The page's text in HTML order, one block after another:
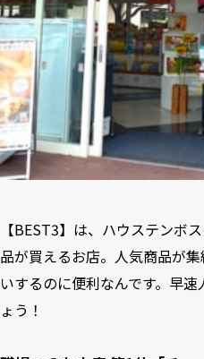
4-3
コバトパン工場コラボ
4-4
清風堂「長崎カステラ プ
4-5
「千年の森和三盆カステ
5 長崎のお土産もハウステンボ
5-1
「長崎サブレ 16枚入り
5-2
「五島うどん プチギフト
6
ミッフィーのお土産雑貨は
6-2
ハウステンボスオリジナ
6-3
オランダの民族衣装を着
6-4
ミッフィー「金平糖缶 700
6-5
ミッフィー「プリントクッ
6-6
【BEST3】は、ハウステンボ
品が買えるお店。人気商品が
いするのに便利なんです。早
ょう！